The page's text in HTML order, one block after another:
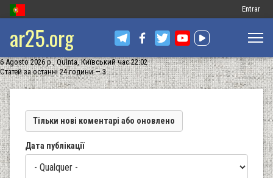
Меню
запису
Entrar
ar25.org
6 Agosto 2026 р., Quinta, Київський час 22:02
Статей за останні 24 години — 3
Тільки нові коментарі або оновлено
Дата публікації